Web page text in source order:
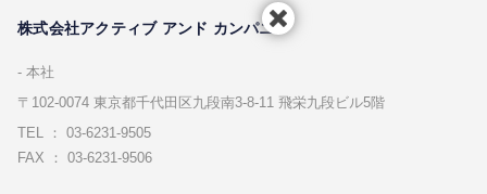
株式会社アクティブ アンド カンパニー
本社
〒102-0074 東京都千代⽥区九段南3-8-11 飛栄九段ビル5階
TEL ： 03-6231-9505
FAX ： 03-6231-9506